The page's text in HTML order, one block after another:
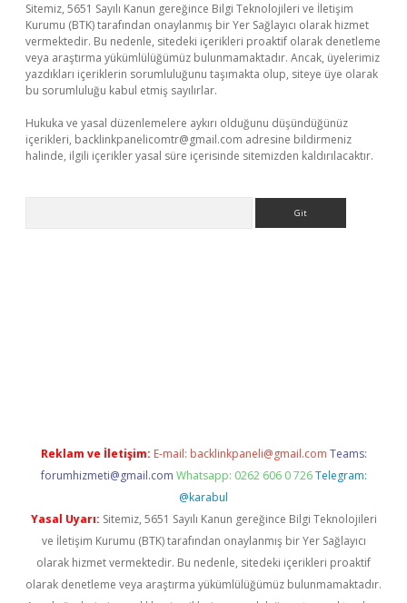
Sitemiz, 5651 Sayılı Kanun gereğince Bilgi Teknolojileri ve İletişim
Kurumu (BTK) tarafından onaylanmış bir Yer Sağlayıcı olarak hizmet
vermektedir. Bu nedenle, sitedeki içerikleri proaktif olarak denetleme
veya araştırma yükümlülüğümüz bulunmamaktadır. Ancak, üyelerimiz
yazdıkları içeriklerin sorumluluğunu taşımakta olup, siteye üye olarak
bu sorumluluğu kabul etmiş sayılırlar.
Hukuka ve yasal düzenlemelere aykırı olduğunu düşündüğünüz
içerikleri, backlinkpanelicomtr@gmail.com adresine bildirmeniz
halinde, ilgili içerikler yasal süre içerisinde sitemizden kaldırılacaktır.
Reklam ve İletişim: E-mail: backlinkpaneli@gmail.com Teams:
forumhizmeti@gmail.com Whatsapp: 0262 606 0 726 Telegram:
@karabul
Yasal Uyarı: Sitemiz, 5651 Sayılı Kanun gereğince Bilgi Teknolojileri
ve İletişim Kurumu (BTK) tarafından onaylanmış bir Yer Sağlayıcı
olarak hizmet vermektedir. Bu nedenle, sitedeki içerikleri proaktif
olarak denetleme veya araştırma yükümlülüğümüz bulunmamaktadır.